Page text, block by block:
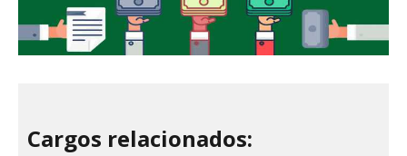
Cargos relacionados: